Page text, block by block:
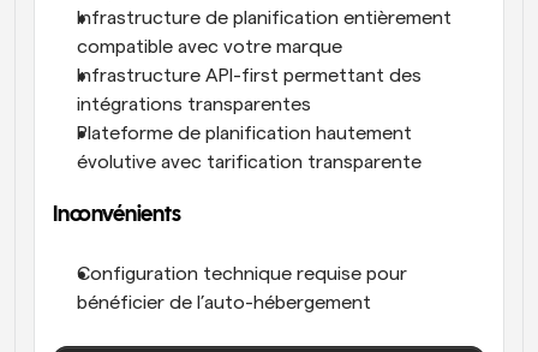
Infrastructure de planification entièrement
compatible avec votre marque
Infrastructure API-first permettant des
intégrations transparentes
Plateforme de planification hautement
évolutive avec tarification transparente
Inconvénients
Configuration technique requise pour
bénéficier de l’auto-hébergement